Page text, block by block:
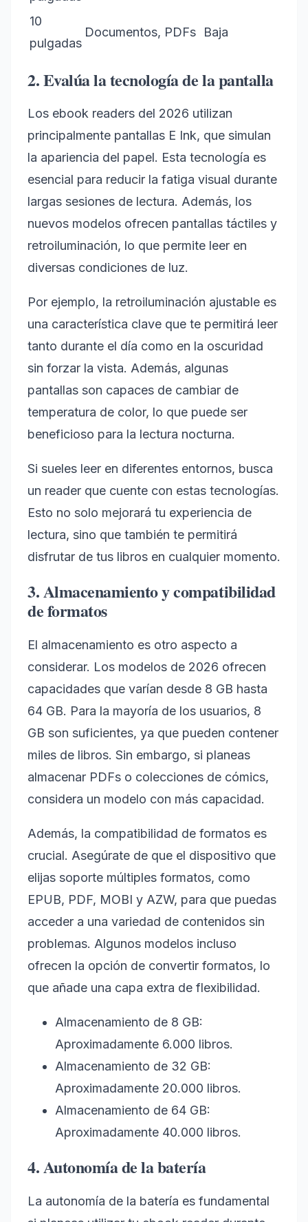
10
pulgadas
Documentos, PDFs Baja
2. Evalúa la tecnología de la pantalla
Los ebook readers del 2026 utilizan
principalmente pantallas E Ink, que simulan
la apariencia del papel. Esta tecnología es
esencial para reducir la fatiga visual durante
largas sesiones de lectura. Además, los
nuevos modelos ofrecen pantallas táctiles y
retroiluminación, lo que permite leer en
diversas condiciones de luz.
Por ejemplo, la retroiluminación ajustable es
una característica clave que te permitirá leer
tanto durante el día como en la oscuridad
sin forzar la vista. Además, algunas
pantallas son capaces de cambiar de
temperatura de color, lo que puede ser
beneficioso para la lectura nocturna.
Si sueles leer en diferentes entornos, busca
un reader que cuente con estas tecnologías.
Esto no solo mejorará tu experiencia de
lectura, sino que también te permitirá
disfrutar de tus libros en cualquier momento.
3. Almacenamiento y compatibilidad
de formatos
El almacenamiento es otro aspecto a
considerar. Los modelos de 2026 ofrecen
capacidades que varían desde 8 GB hasta
64 GB. Para la mayoría de los usuarios, 8
GB son suficientes, ya que pueden contener
miles de libros. Sin embargo, si planeas
almacenar PDFs o colecciones de cómics,
considera un modelo con más capacidad.
Además, la compatibilidad de formatos es
crucial. Asegúrate de que el dispositivo que
elijas soporte múltiples formatos, como
EPUB, PDF, MOBI y AZW, para que puedas
acceder a una variedad de contenidos sin
problemas. Algunos modelos incluso
ofrecen la opción de convertir formatos, lo
que añade una capa extra de flexibilidad.
Almacenamiento de 8 GB:
Aproximadamente 6.000 libros.
Almacenamiento de 32 GB:
Aproximadamente 20.000 libros.
Almacenamiento de 64 GB:
Aproximadamente 40.000 libros.
4. Autonomía de la batería
La autonomía de la batería es fundamental